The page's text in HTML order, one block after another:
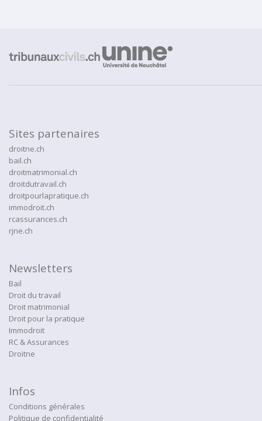
Sites partenaires
droitne.ch
bail.ch
droitmatrimonial.ch
droitdutravail.ch
droitpourlapratique.ch
immodroit.ch
rcassurances.ch
rjne.ch
Newsletters
Bail
Droit du travail
Droit matrimonial
Droit pour la pratique
Immodroit
RC & Assurances
Droitne
Infos
Conditions générales
Politique de confidentialité